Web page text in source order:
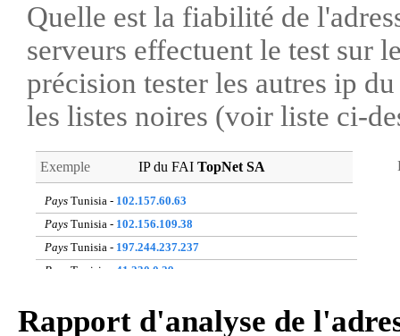
Quelle est la fiabilité de
serveurs effectuent le test sur
précision tester les autres ip
les listes noires (voir liste ci-
Exemple IP du FAI TopNet SA
Pays Tunisia - 102.157.60.63
Pays Tunisia - 102.156.109.38
Pays Tunisia - 197.244.237.237
Pays Tunisia -
41.230.0.29
PaysTunisia -197.2.251.131
Rapport d'analyse de